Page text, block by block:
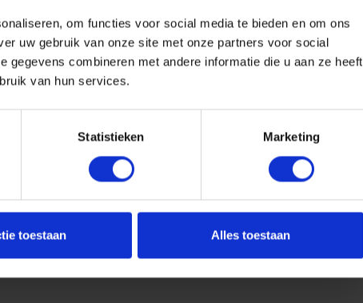
om functies voor social media te bieden en om ons
uw gebruik van onze site met onze partners voor social
gegevens combineren met andere informatie die u aan ze heeft
van hun services.
Statistieken Marketing
toestaan Alles toestaan